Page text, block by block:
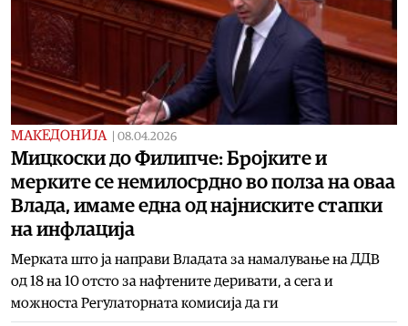
МАКЕДОНИЈА 08.04.2026
Мицкоски до Филипче: Бројките и
мерките се немилосрдно во полза на оваа
Влада, имаме една од најниските стапки
на инфлација
Мерката што ја направи Владата за намалување на ДДВ
од 18 на 10 отсто за нафтените деривати, а сега и
можноста Регулаторната комисија да ги